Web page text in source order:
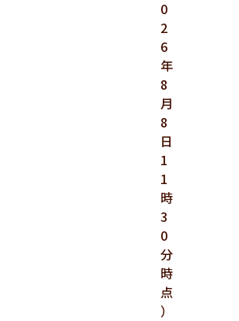
0
2
6
年
8
月
8
日
1
1
時
3
0
分
時
点
）